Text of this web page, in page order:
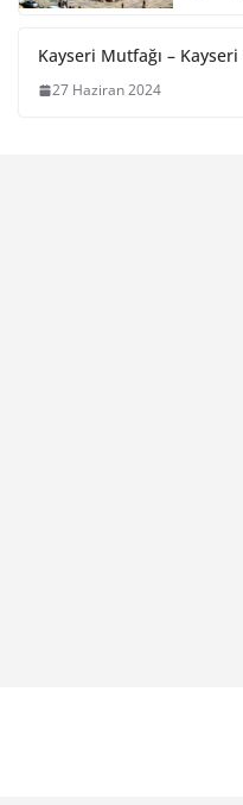
Kayseri Mutfağı –
27 Haziran 2024